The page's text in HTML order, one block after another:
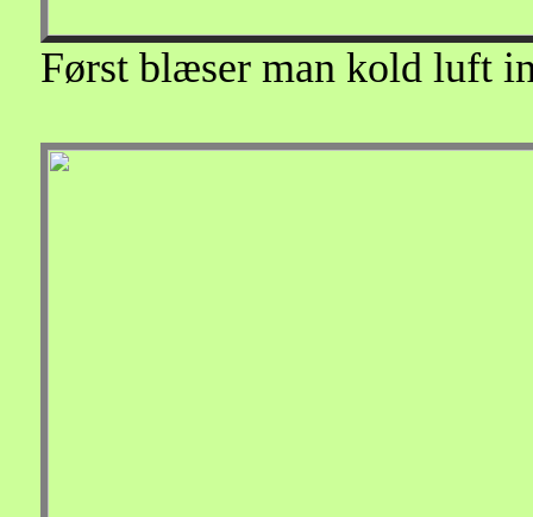
Først blæser man kold luft